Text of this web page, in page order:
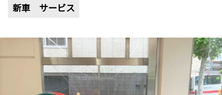
新車 サービス